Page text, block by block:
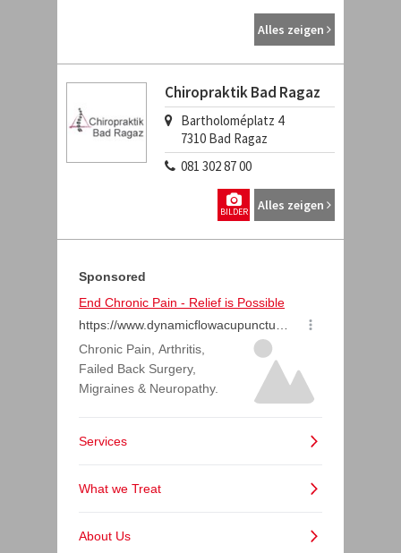
Alles zeigen
Chiropraktik Bad Ragaz
Bartholoméplatz 4
7310 Bad Ragaz
081 302 87 00
Alles zeigen
BILDER